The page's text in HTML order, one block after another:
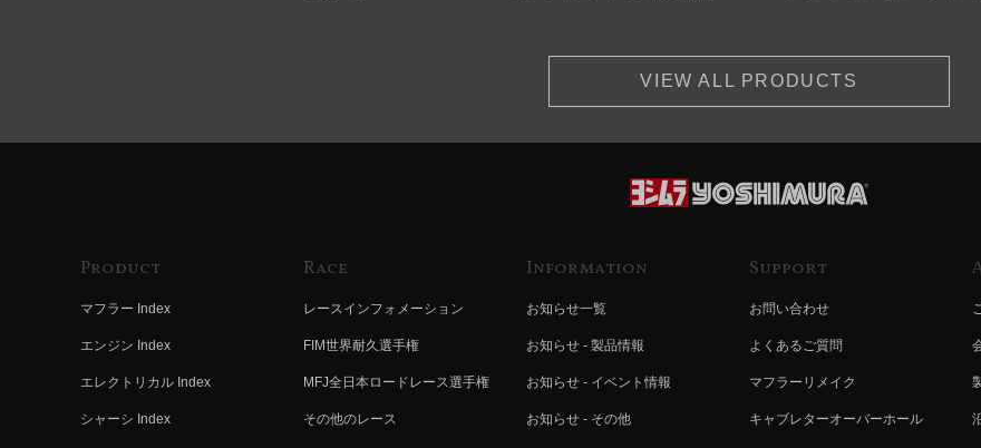
VIEW ALL PRODUCTS
Product
マフラー Index
エンジン Index
エレクトリカル Index
シャーシ Index
Race
レースインフォメーション
FIM世界耐久選手権
MFJ全日本ロードレース選手権
その他のレース
Information
お知らせ一覧
お知らせ - 製品情報
お知らせ - イベント情報
お知らせ - その他
Support
お問い合わせ
よくあるご質問
マフラーリメイク
キャブレターオーバーホール